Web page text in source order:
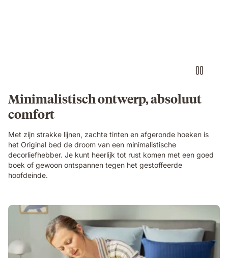
Minimalistisch ontwerp, absoluut
comfort
Met zijn strakke lijnen, zachte tinten en afgeronde hoeken is
het Original bed de droom van een minimalistische
decorliefhebber. Je kunt heerlijk tot rust komen met een goed
boek of gewoon ontspannen tegen het gestoffeerde
hoofdeinde.